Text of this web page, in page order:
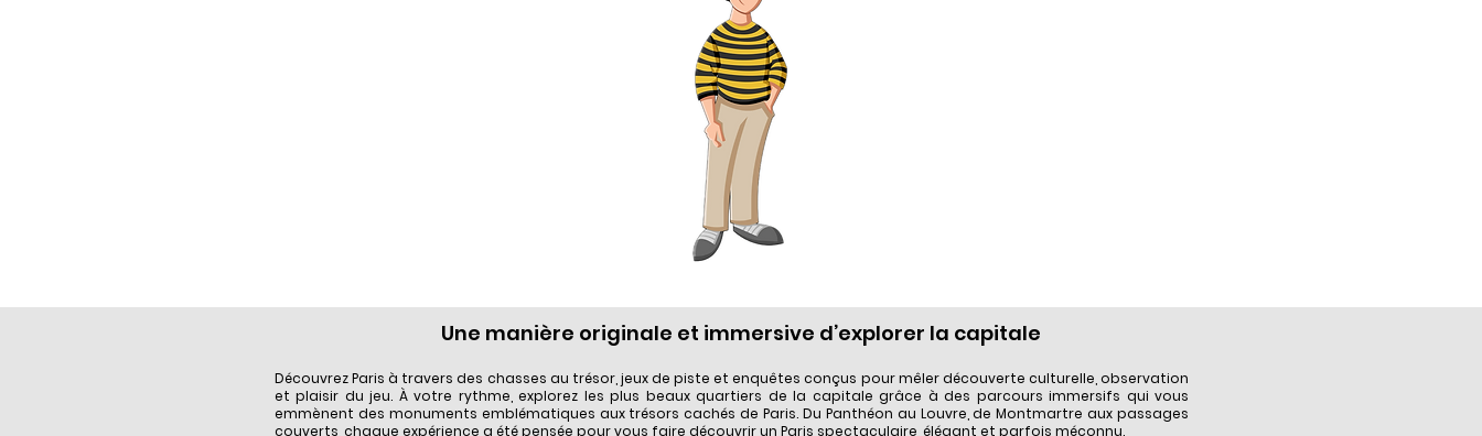
Une manière originale et immersive d’explorer la capitale
Découvrez Paris à travers des chasses au trésor, jeux de piste et enquêtes conçus pour mêler découverte culturelle, observation
et plaisir du jeu. À votre rythme, explorez les plus beaux quartiers de la capitale grâce à des parcours immersifs qui vous
emmènent des monuments emblématiques aux trésors cachés de Paris. Du Panthéon au Louvre, de Montmartre aux passages
couverts, chaque expérience a été pensée pour vous faire découvrir un Paris spectaculaire, élégant et parfois méconnu.